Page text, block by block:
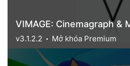
v3.1.2.2 Mở khóa Premium